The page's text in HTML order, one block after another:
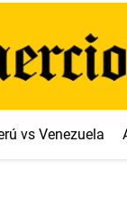
vs Venezuela